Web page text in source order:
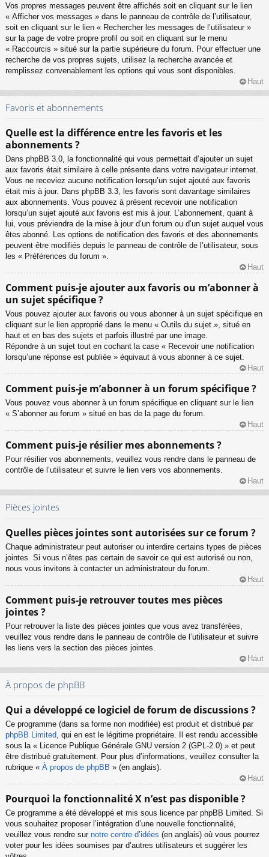
Vos propres messages peuvent être affichés soit en cliquant sur le lien
« Afficher vos messages » dans le panneau de contrôle de l’utilisateur,
soit en cliquant sur le lien « Rechercher les messages de l’utilisateur »
sur la page de votre propre profil ou soit en cliquant sur le menu
« Raccourcis » situé sur la partie supérieure du forum. Pour effectuer une
recherche de vos propres sujets, utilisez la recherche avancée et
remplissez convenablement les options qui vous sont disponibles.
Haut
Favoris et abonnements
Quelle est la différence entre les favoris et les
abonnements ?
Dans phpBB 3.0, la fonctionnalité qui vous permettait d’ajouter un sujet
aux favoris était similaire à celle présente dans votre navigateur internet.
Vous ne receviez aucune notification lorsqu’un sujet ajouté aux favoris
était mis à jour. Dans phpBB 3.3, les favoris sont davantage similaires
aux abonnements. Vous pouvez à présent recevoir une notification
lorsqu’un sujet ajouté aux favoris est mis à jour. L’abonnement, quant à
lui, vous préviendra de la mise à jour d’un forum ou d’un sujet auquel vous
êtes abonné. Les options de notification des favoris et des abonnements
peuvent être modifiés depuis le panneau de contrôle de l’utilisateur, sous
les « Préférences du forum ».
Haut
Comment puis-je ajouter aux favoris ou m’abonner à
un sujet spécifique ?
Vous pouvez ajouter aux favoris ou vous abonner à un sujet spécifique en
cliquant sur le lien approprié dans le menu « Outils du sujet », situé en
haut et en bas des sujets et parfois illustré par une image.
Répondre à un sujet tout en cochant la case « Recevoir une notification
lorsqu’une réponse est publiée » équivaut à vous abonner à ce sujet.
Haut
Comment puis-je m’abonner à un forum spécifique ?
Vous pouvez vous abonner à un forum spécifique en cliquant sur le lien
« S’abonner au forum » situé en bas de la page du forum.
Haut
Comment puis-je résilier mes abonnements ?
Pour résilier vos abonnements, veuillez vous rendre dans le panneau de
contrôle de l’utilisateur et suivre le lien vers vos abonnements.
Haut
Pièces jointes
Quelles pièces jointes sont autorisées sur ce forum ?
Chaque administrateur peut autoriser ou interdire certains types de pièces
jointes. Si vous n’êtes pas certain de savoir ce qui est autorisé ou non,
nous vous invitons à contacter un administrateur du forum.
Haut
Comment puis-je retrouver toutes mes pièces
jointes ?
Pour retrouver la liste des pièces jointes que vous avez transférées,
veuillez vous rendre dans le panneau de contrôle de l’utilisateur et suivre
les liens vers la section des pièces jointes.
Haut
À propos de phpBB
Qui a développé ce logiciel de forum de discussions ?
Ce programme (dans sa forme non modifiée) est produit et distribué par
phpBB Limited, qui en est le légitime propriétaire. Il est rendu accessible
sous la « Licence Publique Générale GNU version 2 (GPL-2.0) » et peut
être distribué gratuitement. Pour plus d’informations, veuillez consulter la
rubrique « À propos de phpBB » (en anglais).
Haut
Pourquoi la fonctionnalité X n’est pas disponible ?
Ce programme a été développé et mis sous licence par phpBB Limited. Si
vous souhaitez proposer l’intégration d’une nouvelle fonctionnalité,
veuillez vous rendre sur notre centre d’idées (en anglais) où vous pourrez
voter pour les idées soumises par d’autres utilisateurs et suggérer les